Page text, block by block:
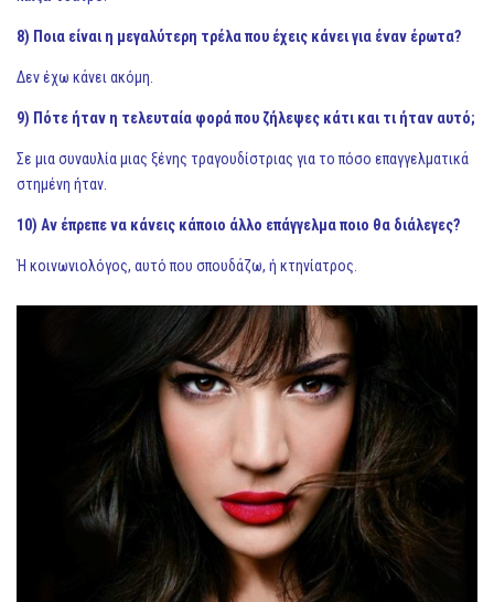
8) Ποια είναι η μεγαλύτερη τρέλα που έχεις κάνει για έναν έρωτα?
Δεν έχω κάνει ακόμη.
9) Πότε ήταν η τελευταία φορά που ζήλεψες κάτι και τι ήταν αυτό;
Σε μια συναυλία μιας ξένης τραγουδίστριας για το πόσο επαγγελματικά
στημένη ήταν.
10) Αν έπρεπε να κάνεις κάποιο άλλο επάγγελμα ποιο θα διάλεγες?
Ή κοινωνιολόγος, αυτό που σπουδάζω, ή κτηνίατρος.